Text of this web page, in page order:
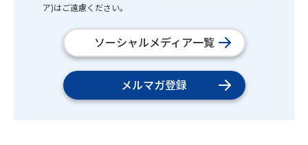
ア)はご遠慮ください。
ソーシャルメディア一覧
メルマガ登録